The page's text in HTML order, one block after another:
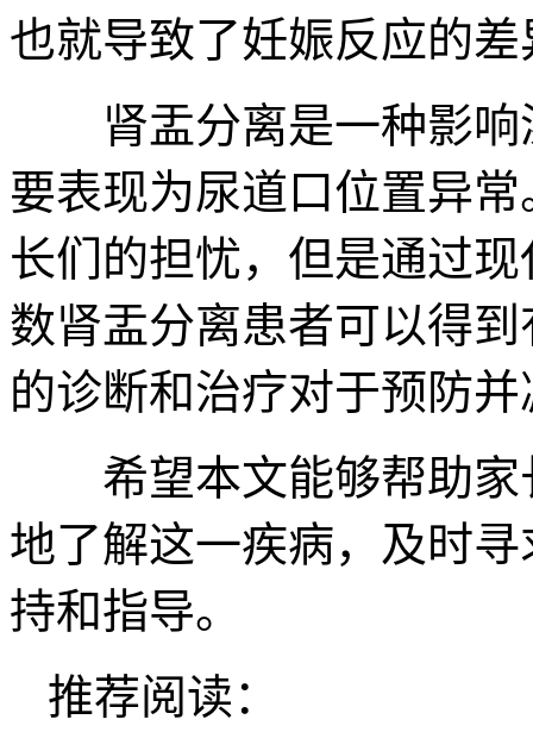
也就导致了妊娠反应的差
肾盂分离是一种影响
要表现为尿道口位置异
长们的担忧，但是通过
数肾盂分离患者可以得
的诊断和治疗对于预防
希望本文能够帮助家
地了解这一疾病，及时
持和指导。
推荐阅读：